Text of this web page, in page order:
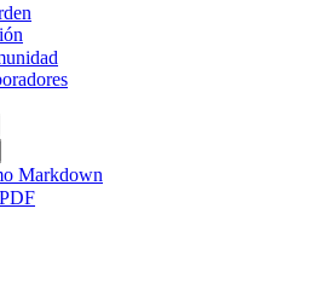
Markdown